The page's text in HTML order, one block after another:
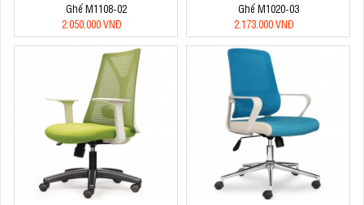
Ghế M1108-02
2.050.000 VNĐ
Ghế M1020-03
2.173.000 VNĐ